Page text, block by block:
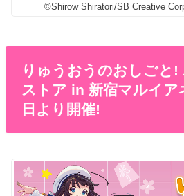
©Shirow Shiratori/SB Creative
りゅうおうのおしごと
ストア in 新宿マルイア
日より開催!